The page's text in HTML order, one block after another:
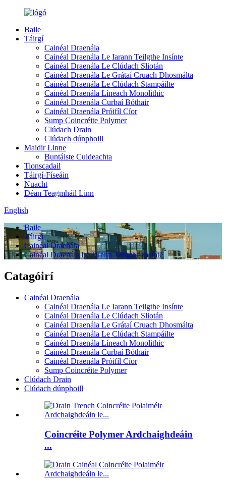
Baile
Táirgí
Cainéal Draenála
Cainéal Draenála Le Iarann ​​Teilgthe Insínte
Cainéal Draenála Le Clúdach Sliotán
Cainéal Draenála Le Grátaí Cruach Dhosmálta
Cainéal Draenála Le Clúdach Stampáilte
Cainéal Draenála Líneach Monolithic
Cainéal Draenála Curbaí Bóthair
Cainéal Draenála Próifíl Cíor
Sump Coincréite Polymer
Clúdach Drain
Clúdach dúnphoill
Maidir Linne
Buntáiste Cuideachta
Tionscadail
Táirgí-Físeáin
Nuacht
Déan Teagmháil Linn
English
Baile
Táirgí
Cainéal Draenála
Cainéal Draenála Le Iarann ​​Teilgthe Insínte
Catagóirí
Cainéal Draenála
Cainéal Draenála Le Iarann ​​Teilgthe Insínte
Cainéal Draenála Le Clúdach Sliotán
Cainéal Draenála Le Grátaí Cruach Dhosmálta
Cainéal Draenála Le Clúdach Stampáilte
Cainéal Draenála Líneach Monolithic
Cainéal Draenála Curbaí Bóthair
Cainéal Draenála Próifíl Cíor
Sump Coincréite Polymer
Clúdach Drain
Clúdach dúnphoill
Coincréite Polymer Ardchaighdeáin
...